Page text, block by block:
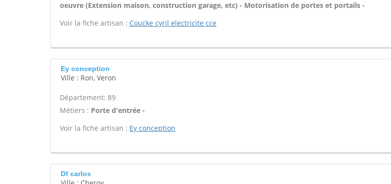
oeuvre (Extension maison, construction garage, etc) - Motorisation de portes et portails -
Voir la fiche artisan : Coucke cyril electricite cce
Ey conception
Ville : Ron, Veron
Département: 89
Métiers : Porte d'entrée -
Voir la fiche artisan : Ey conception
Df carlos